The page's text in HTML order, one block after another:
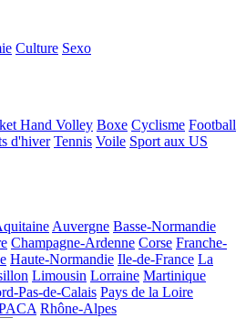
Culture Sexo
Hand Volley Boxe Cyclisme Football
d'hiver Tennis Voile Sport aux US
Auvergne Basse-Normandie
Champagne-Ardenne Corse Franche-
Haute-Normandie Ile-de-France La
Limousin Lorraine Martinique
Pas-de-Calais Pays de la Loire
Rhône-Alpes